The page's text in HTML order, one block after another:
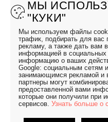
МЫ
"КУКИ"
Мы используем файлы
трафик, подбирать для вас
рекламу, а также дать вам
информацией в
информацию о ваших
Google: социальным сетям
занимающимся рекламой и
партнеры могут
предоставленной вами
которые они получили при
сервисов. Узнать больше о